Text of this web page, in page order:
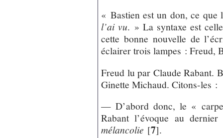
« Bastien est un don, ce
l’ai vu. » La syntaxe est
cette bonne nouvelle de
éclairer trois lampes : Freud,
Freud lu par Claude Rabant.
Ginette Michaud. Citons-les :
— D’abord donc, le «
Rabant l’évoque au
mélancolie [7].